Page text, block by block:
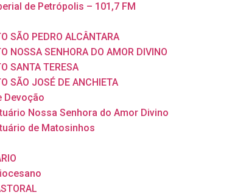
de Petrópolis – 101,7 FM
SÃO PEDRO ALCÂNTARA
NOSSA SENHORA DO AMOR DIVINO
SANTA TERESA
SÃO JOSÉ DE ANCHIETA
Devoção
Nossa Senhora do Amor Divino
de Matosinhos